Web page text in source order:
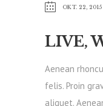
OKT. 22, 2015
LIVE,
Aenean
felis. Proin
aliquet.